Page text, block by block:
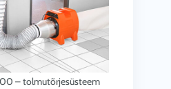
– tolmutõrjesüsteem